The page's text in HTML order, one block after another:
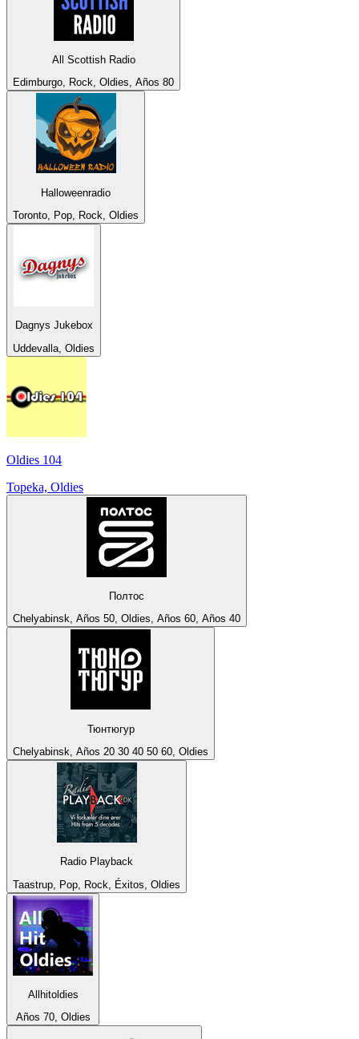
All Scottish Radio
Edimburgo, Rock, Oldies, Años 80
Halloweenradio
Toronto, Pop, Rock, Oldies
Dagnys Jukebox
Uddevalla, Oldies
Oldies 104
Topeka, Oldies
Полтос
Chelyabinsk, Años 50, Oldies, Años 60, Años 40
Тюнтюгур
Chelyabinsk, Años 20 30 40 50 60, Oldies
Radio Playback
Taastrup, Pop, Rock, Éxitos, Oldies
Allhitoldies
Años 70, Oldies